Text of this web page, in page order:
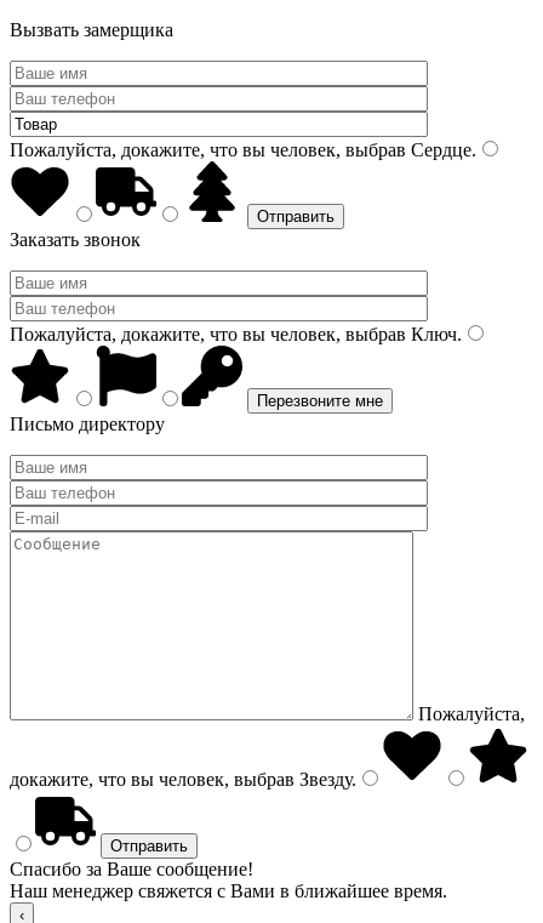
Вызвать замерщика
Пожалуйста, докажите, что вы человек, выбрав Сердце.
Заказать звонок
Пожалуйста, докажите, что вы человек, выбрав Ключ.
Письмо директору
Пожалуйста,
докажите, что вы человек, выбрав Звезду.
Спасибо за Ваше сообщение!
Наш менеджер свяжется с Вами в ближайшее время.